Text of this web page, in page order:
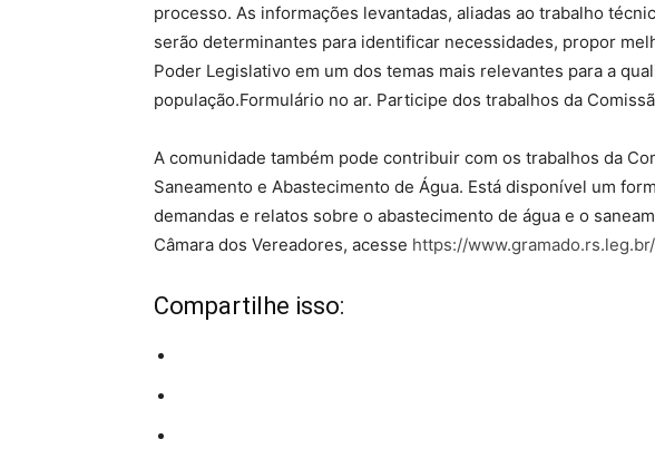
processo. As informações levantadas, aliadas ao trabalho
serão determinantes para identificar necessidades, propor
Poder Legislativo em um dos temas mais relevantes para a
população.Formulário no ar. Participe dos trabalhos da
A comunidade também pode contribuir com os trabalhos da
Saneamento e Abastecimento de Água. Está disponível um
demandas e relatos sobre o abastecimento de água e o
Câmara dos Vereadores, acesse https://www.gramado.rs.leg.br/
Compartilhe isso: